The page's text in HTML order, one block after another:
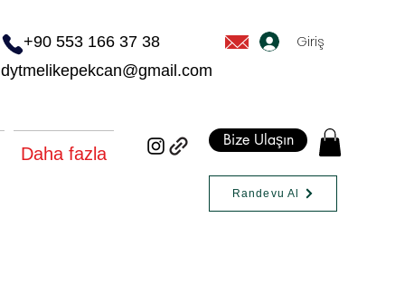
Giriş
+90 553 166 37 38
dytmelikepekcan@gmail.com
Daha fazla
Bize Ulaşın
Randevu Al